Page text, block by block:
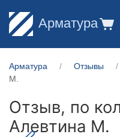
Арматура
Арматура Отзывы
М.
Отзыв, по
Алевтина М.